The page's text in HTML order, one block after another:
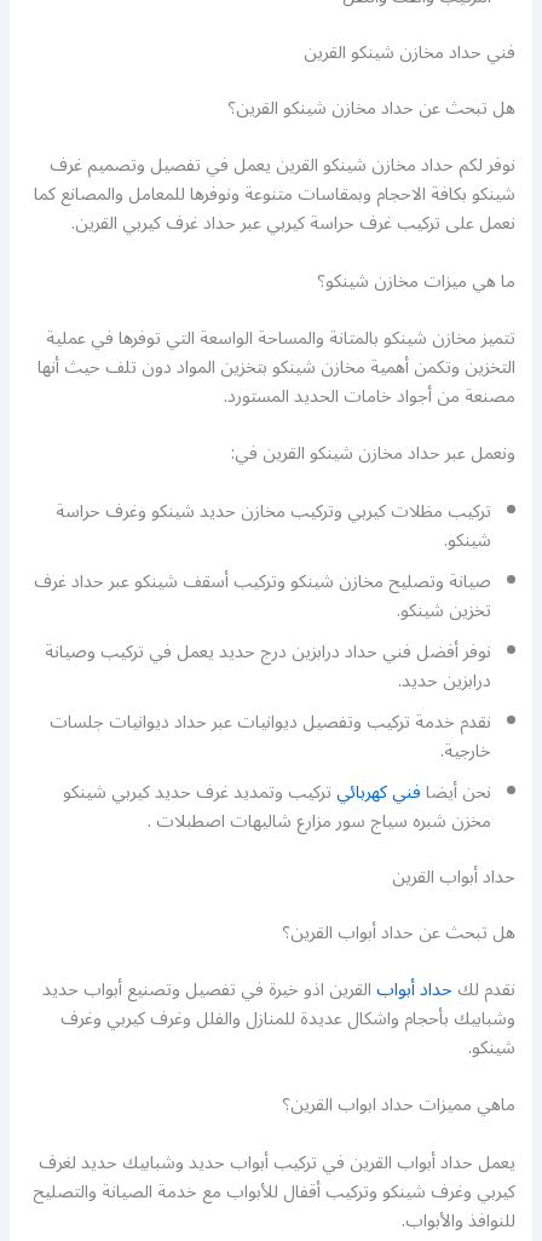
فني حداد مخازن شينكو القرين
هل تبحث عن حداد مخازن شينكو القرين؟
نوفر لكم حداد مخازن شينكو القرين يعمل في تفصيل وتصميم غرف
شينكو بكافة الاحجام وبمقاسات متنوعة ونوفرها للمعامل والمصانع كما
نعمل على تركيب غرف حراسة كيربي عبر حداد غرف كيربي القرين.
ما هي ميزات مخازن شينكو؟
تتميز مخازن شينكو بالمتانة والمساحة الواسعة التي توفرها في عملية
التخزين وتكمن أهمية مخازن شينكو بتخزين المواد دون تلف حيث أنها
مصنعة من أجواد خامات الحديد المستورد.
ونعمل عبر حداد مخازن شينكو القرين في:
تركيب مظلات كيربي وتركيب مخازن حديد شينكو وغرف حراسة
شينكو.
صيانة وتصليح مخازن شينكو وتركيب أسقف شينكو عبر حداد غرف
تخزين شينكو.
نوفر أفضل فني حداد درابزين درج حديد يعمل في تركيب وصيانة
درابزين حديد.
نقدم خدمة تركيب وتفصيل ديوانيات عبر حداد ديوانيات جلسات
خارجية.
نحن أيضافني كهربائيتركيب وتمديد غرف حديد كيربي شينكو
مخزن شبره سياج سور مزارع شاليهات اصطبلات .
حداد أبواب القرين
هل تبحث عن حداد أبواب القرين؟
نقدم لكحداد أبوابالقرين اذو خيرة في تفصيل وتصنيع أبواب حديد
وشبابيك بأحجام واشكال عديدة للمنازل والفلل وغرف كيربي وغرف
شينكو.
ماهي مميزات حداد ابواب القرين؟
يعمل حداد أبواب القرين في تركيب أبواب حديد وشبابيك حديد لغرف
كيربي وغرف شينكو وتركيب أقفال للأبواب مع خدمة الصيانة والتصليح
للنوافذ والأبواب.